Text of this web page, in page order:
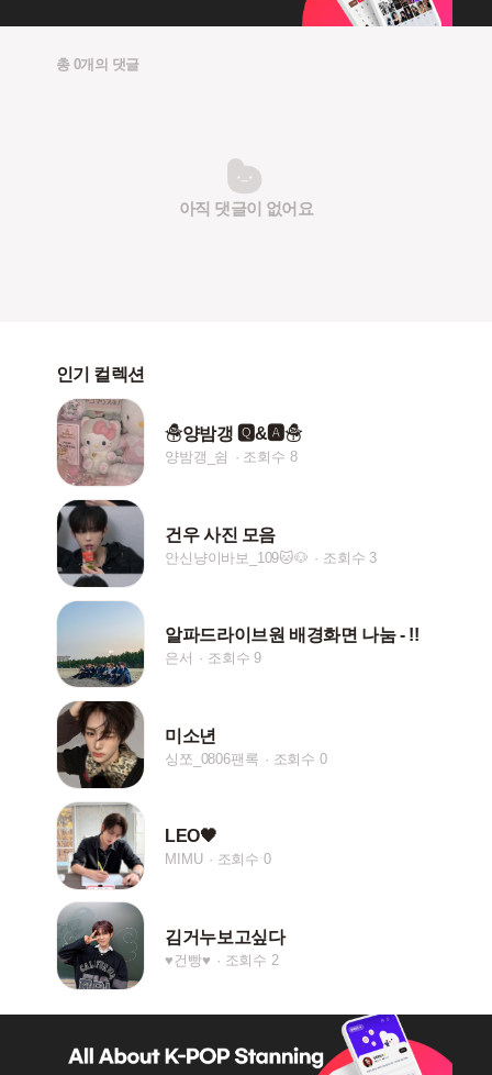
총 0개의 댓글
아직 댓글이 없어요
인기 컬렉션
☃양밤갱 🆀&🅰☃
양밤갱_쉼 조회수 8
건우 사진 모음
안신냥이바보_109🐱🐶 조회수 3
알파드라이브원 배경화면 나눔 - !!
은서 조회수 9
미소년
싱쪼_0806팬록 조회수 0
LEO🖤
MIMU 조회수 0
김거누보고싶다
♥︎건빵♥︎ 조회수 2